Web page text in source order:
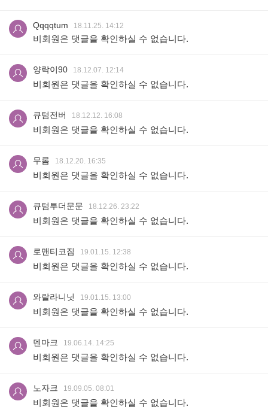
Qqqqtum 18.11.25. 14:12
비회원은 댓글을 확인하실 수 없습니다.
양락이90 18.12.07. 12:14
비회원은 댓글을 확인하실 수 없습니다.
큐텀전버 18.12.12. 16:08
비회원은 댓글을 확인하실 수 없습니다.
무롬 18.12.20. 16:35
비회원은 댓글을 확인하실 수 없습니다.
큐텀투더문문 18.12.26. 23:22
비회원은 댓글을 확인하실 수 없습니다.
로맨티코짐 19.01.15. 12:38
비회원은 댓글을 확인하실 수 없습니다.
와랄라니닛 19.01.15. 13:00
비회원은 댓글을 확인하실 수 없습니다.
덴마크 19.06.14. 14:25
비회원은 댓글을 확인하실 수 없습니다.
노자크 19.09.05. 08:01
비회원은 댓글을 확인하실 수 없습니다.